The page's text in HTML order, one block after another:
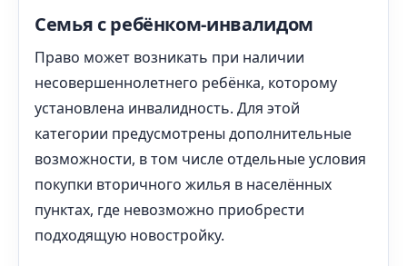
Семья с ребёнком-инвалидом
Право может возникать при наличии
несовершеннолетнего ребёнка, которому
установлена инвалидность. Для этой
категории предусмотрены дополнительные
возможности, в том числе отдельные условия
покупки вторичного жилья в населённых
пунктах, где невозможно приобрести
подходящую новостройку.